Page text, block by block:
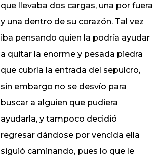
que llevaba dos cargas, una por fuera
y una dentro de su corazón. Tal vez
iba pensando quien la podría ayudar
a quitar la enorme y pesada piedra
que cubría la entrada del sepulcro,
sin embargo no se desvío para
buscar a alguien que pudiera
ayudarla, y tampoco decidió
regresar dándose por vencida ella
siguió caminando, pues lo que le